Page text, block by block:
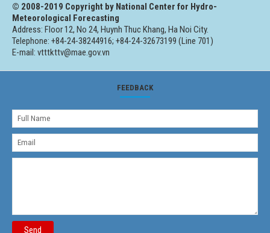
© 2008-2019 Copyright by National Center for Hydro-
Meteorological Forecasting
Address: Floor 12, No 24, Huynh Thuc Khang, Ha Noi City.
Telephone: +84-24-38244916; +84-24-32673199 (Line 701)
E-mail: vtttkttv@mae.gov.vn
FEEDBACK
Send